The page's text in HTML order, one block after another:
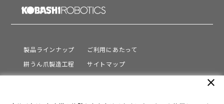
製品ラインナップ
耕うん爪製造工程
サポート
ご利用にあたって
サイトマップ
プライバシーポリシー
close